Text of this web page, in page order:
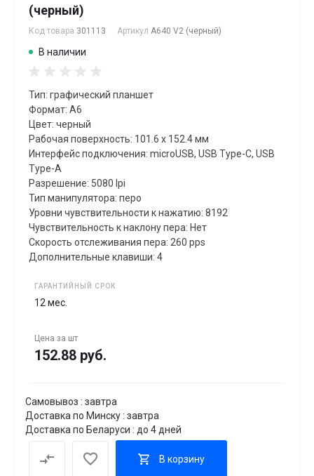
(черный)
Код товара 301113 Артикул A640 V2 (черный)
В наличии
Тип: графический планшет
Формат: A6
Цвет: черный
Рабочая поверхность: 101.6 x 152.4 мм
Интерфейс подключения: microUSB, USB Type-C, USB
Type-A
Разрешение: 5080 lpi
Тип манипулятора: перо
Уровни чувствительности к нажатию: 8192
Чувствительность к наклону пера: Нет
Скорость отслеживания пера: 260 pps
Дополнительные клавиши: 4
ГАРАНТИЙНЫЙ СРОК
12 мес.
Цена за шт
152.88 руб.
Самовывоз : завтра
Доставка по Минску : завтра
Доставка по Беларуси : до 4 дней
В корзину